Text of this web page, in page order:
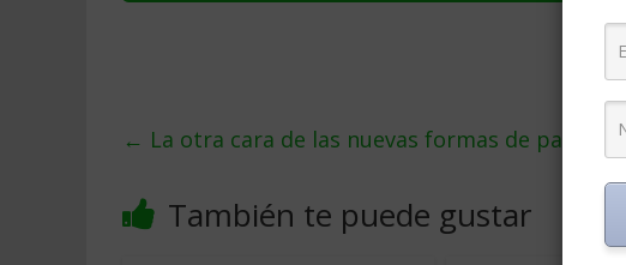
← La otra cara de las nuevas formas de pago sin
También te puede gustar